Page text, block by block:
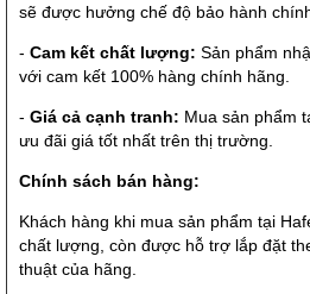
sẽ được hưởng chế độ bảo hành
- Cam kết chất lượng: Sản phẩm
với cam kết 100% hàng chính hãng.
- Giá cả cạnh tranh: Mua sản phẩm
ưu đãi giá tốt nhất trên thị trường.
Chính sách bán hàng:
Khách hàng khi mua sản phẩm tại
chất lượng, còn được hỗ trợ lắp đặt
thuật của hãng.